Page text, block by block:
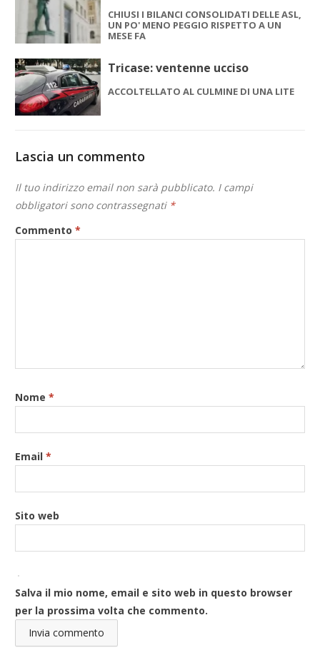
CHIUSI I BILANCI CONSOLIDATI DELLE ASL,
UN PO' MENO PEGGIO RISPETTO A UN
MESE FA
Tricase: ventenne ucciso
ACCOLTELLATO AL CULMINE DI UNA LITE
Lascia un commento
Il tuo indirizzo email non sarà pubblicato. I campi
obbligatori sono contrassegnati *
Commento*
Nome*
Email*
Sito web
Salva il mio nome, email e sito web in questo browser
per la prossima volta che commento.